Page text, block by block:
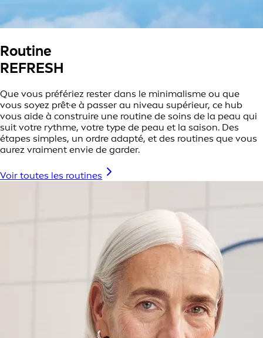
Routine
REFRESH
Que vous préfériez rester dans le minimalisme ou que
vous soyez prêt·e à passer au niveau supérieur, ce hub
vous aide à construire une routine de soins de la peau qui
suit votre rythme, votre type de peau et la saison. Des
étapes simples, un ordre adapté, et des routines que vous
aurez vraiment envie de garder.
Voir toutes les routines